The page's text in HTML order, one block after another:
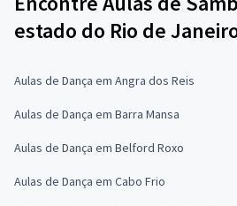
estado do Rio de
Aulas de Dança em Angra dos Reis
Aulas de Dança em Barra Mansa
Aulas de Dança em Belford Roxo
Aulas de Dança em Cabo Frio